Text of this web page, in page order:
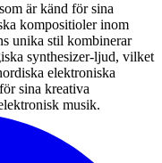
är känd för sina
kompositioler inom
unika stil kombinerar
synthesizer-ljud, vilket
elektroniska
sina kreativa
musik.